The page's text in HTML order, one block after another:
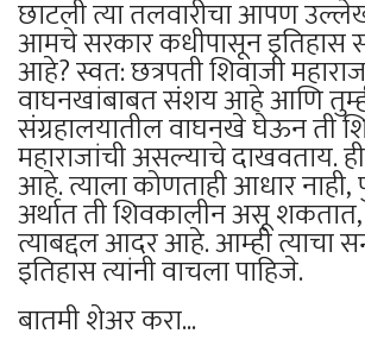
छाटली त्या तलवारीचा आपण
आमचे सरकार कधीपासून
आहे? स्वत: छत्रपती शिवाजी
वाघनखांबाबत संशय आहे आणि
संग्रहालयातील वाघनखे घेऊन ती
महाराजांची असल्याचे
आहे. त्याला कोणताही आधार नाही,
अर्थात ती शिवकालीन असू
त्याबद्दल आदर आहे. आम्ही त्याचा
इतिहास त्यांनी वाचला पाहिजे.
बातमी शेअर करा...